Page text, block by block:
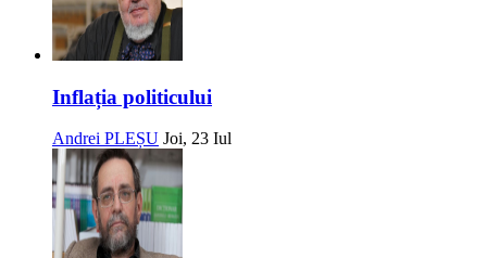
Inflația politicului
Andrei PLEȘU Joi, 23 Iul